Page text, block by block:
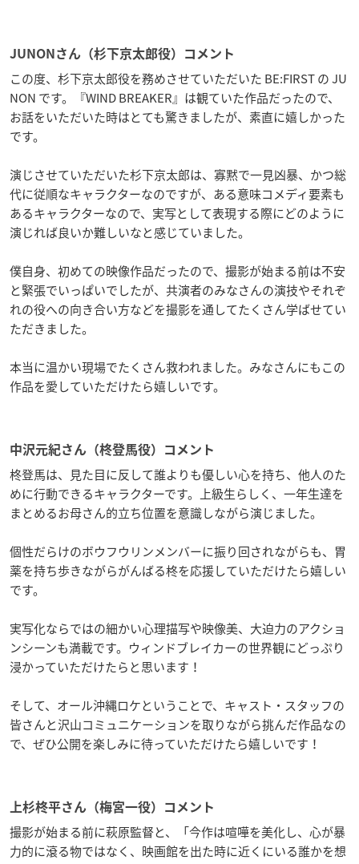
JUNONさん（杉下京太郎役）コメント
この度、杉下京太郎役を務めさせていただいた BE:FIRST の JU
NON です。『WIND BREAKER』は観ていた作品だったので、
お話をいただいた時はとても驚きましたが、素直に嬉しかった
です。
演じさせていただいた杉下京太郎は、寡黙で一見凶暴、かつ総
代に従順なキャラクターなのですが、ある意味コメディ要素も
あるキャラクターなので、実写として表現する際にどのように
演じれば良いか難しいなと感じていました。
僕自身、初めての映像作品だったので、撮影が始まる前は不安
と緊張でいっぱいでしたが、共演者のみなさんの演技やそれぞ
れの役への向き合い方などを撮影を通してたくさん学ばせてい
ただきました。
本当に温かい現場でたくさん救われました。みなさんにもこの
作品を愛していただけたら嬉しいです。
中沢元紀さん（柊登馬役）コメント
柊登馬は、見た目に反して誰よりも優しい心を持ち、他人のた
めに行動できるキャラクターです。上級生らしく、一年生達を
まとめるお母さん的立ち位置を意識しながら演じました。
個性だらけのボウフウリンメンバーに振り回されながらも、胃
薬を持ち歩きながらがんばる柊を応援していただけたら嬉しい
です。
実写化ならではの細かい心理描写や映像美、大迫力のアクショ
ンシーンも満載です。ウィンドブレイカーの世界観にどっぷり
浸かっていただけたらと思います！
そして、オール沖縄ロケということで、キャスト・スタッフの
皆さんと沢山コミュニケーションを取りながら挑んだ作品なの
で、ぜひ公開を楽しみに待っていただけたら嬉しいです！
上杉柊平さん（梅宮一役）コメント
撮影が始まる前に萩原監督と、「今作は喧嘩を美化し、心が暴
力的に滾る物ではなく、映画館を出た時に近くにいる誰かを想